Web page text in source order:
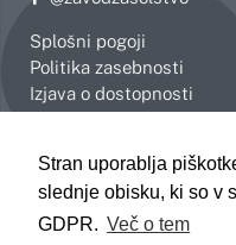
Stran uporablja
slednje obisku, ki so v
GDPR. Več o tem
Splošni pogoji
Politika zasebnosti
Izjava o dostopnosti
Celje
Koper
Kranj